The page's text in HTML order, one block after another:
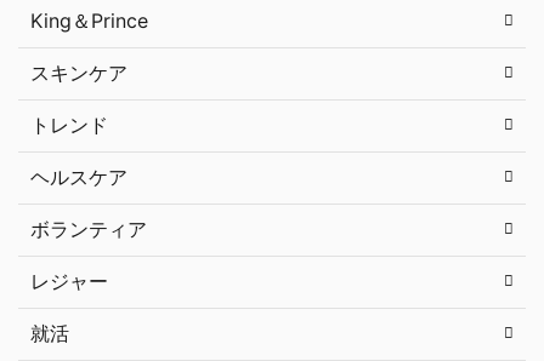
King＆Prince
スキンケア
トレンド
ヘルスケア
ボランティア
レジャー
就活